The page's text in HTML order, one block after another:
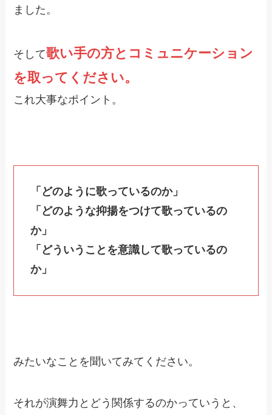
ました。
そして歌い手の方とコミュニケーション
を取ってください。
これ大事なポイント。
「どのように歌っているのか」
「どのような抑揚をつけて歌っているの
か」
「どういうことを意識して歌っているの
か」
みたいなことを聞いてみてください。
それが演舞力とどう関係するのかっていうと、